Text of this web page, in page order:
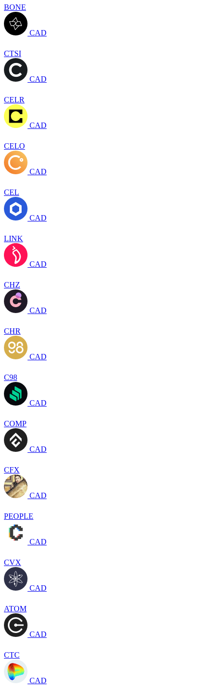
BONE
CAD
CTSI
CAD
CELR
CAD
CELO
CAD
CEL
CAD
LINK
CAD
CHZ
CAD
CHR
CAD
C98
CAD
COMP
CAD
CFX
CAD
PEOPLE
CAD
CVX
CAD
ATOM
CAD
CTC
CAD